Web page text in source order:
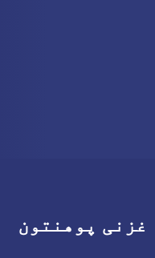
غزنی پوهنتونTwitter